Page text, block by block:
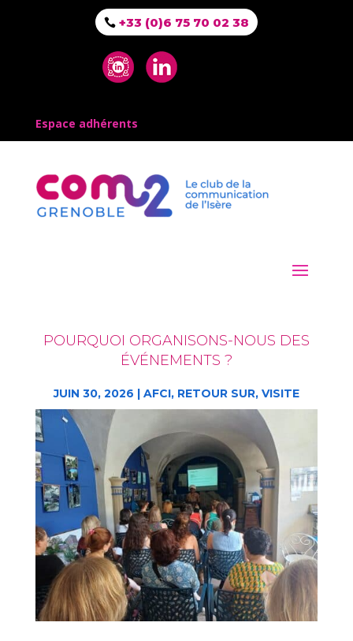
+33 (0)6 75 70 02 38
Espace adhérents
POURQUOI ORGANISONS-NOUS DES
ÉVÉNEMENTS ?
JUIN 30, 2026 | AFCI, RETOUR SUR, VISITE